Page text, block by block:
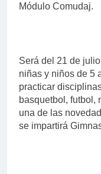
Módulo Comudaj.
Será del 21 de
niñas y niños de 5
practicar
basquetbol, futbol,
una de las
se impartirá